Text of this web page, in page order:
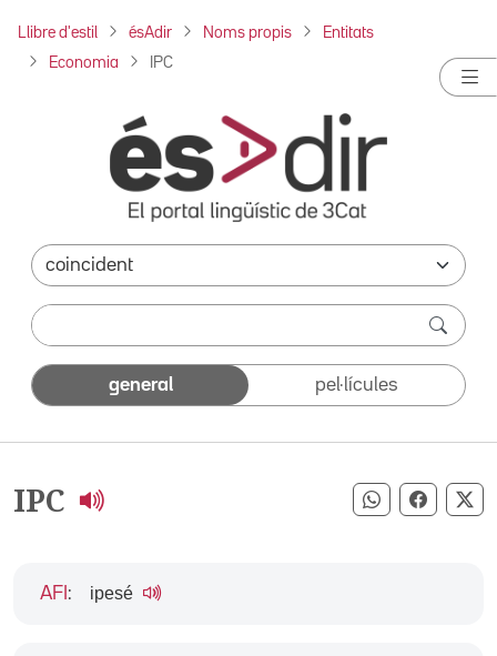
Llibre d'estil ésAdir Noms propis Entitats
Economia IPC
general pel·lícules
IPC Compartir
AFI : ipesé